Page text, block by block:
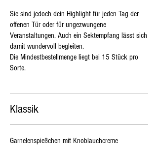
Sie sind jedoch dein Highlight für jeden Tag der
offenen Tür oder für ungezwungene
Veranstaltungen. Auch ein Sektempfang lässt sich
damit wundervoll begleiten.
Die Mindestbestellmenge liegt bei 15 Stück pro
Sorte.
Klassik
Garnelenspießchen mit Knoblauchcreme